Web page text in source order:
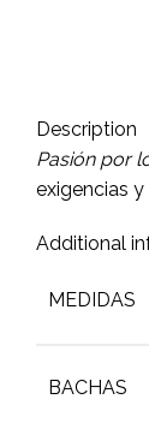
Description
Pasión por
exigencias
Additional
MEDIDAS
BACHAS